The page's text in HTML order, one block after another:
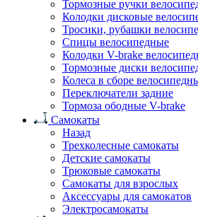
Тормозные ручки
Колодки дисковые
Тросики, рубашки
Спицы велосипедные
Колодки V-brake
Тормозные диски
Колеса в сборе
Переключатели задние
Тормоза ободные V-brake
Самокаты
Назад
Трехколесные самокаты
Детские самокаты
Трюковые самокаты
Самокаты для взрослых
Аксессуары для самокатов
Электроcамокаты